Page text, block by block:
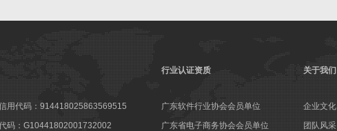
用代码：914418025863569515
码：G10441802001732002
行业认证资质
广东软件行业协会会员单位
广东省电子商务协会会员单位
关于我们
企业文化
团队风采